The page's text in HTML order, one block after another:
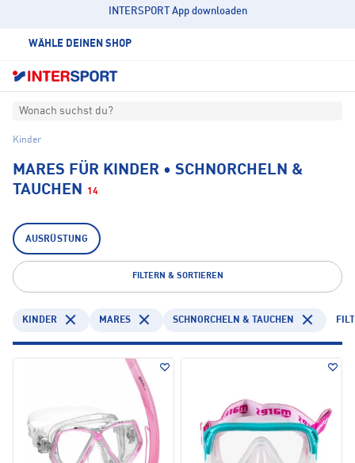
INTERSPORT App downloaden
WÄHLE DEINEN SHOP
Wonach suchst du?
Kinder
MARES FÜR KINDER • SCHNORCHELN &
TAUCHEN
14
AUSRÜSTUNG
FILTERN & SORTIEREN
KINDER MARES SCHNORCHELN & TAUCHEN